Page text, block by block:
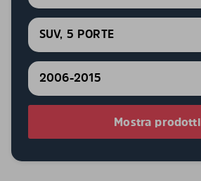
SUV, 5 PORTE
2006-2015
Mostra prodotti